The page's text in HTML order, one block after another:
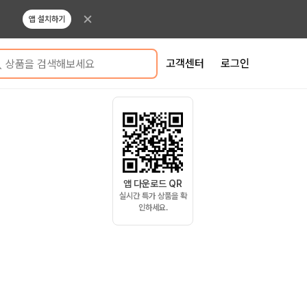
앱 설치하기
상품을 검색해보세요 고객센터 로그인
앱 다운로드 QR
실시간 특가 상품을 확
인하세요.